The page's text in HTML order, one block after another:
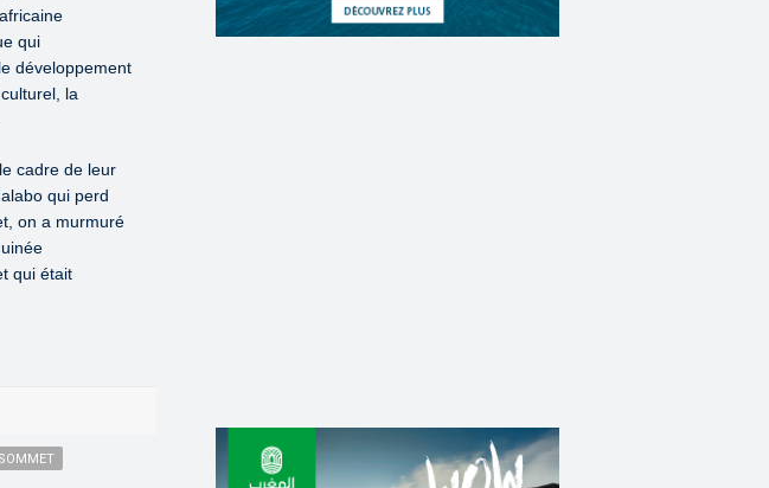
qui
développement
la
cadre de leur
qui perd
on a murmuré
qui était
SOMMET